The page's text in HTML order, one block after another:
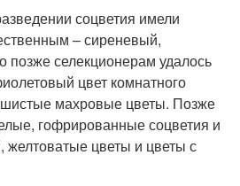
соцветия имели
– сиреневый,
селекционерам удалось
цвет комнатного
махровые цветы. Позже
гофрированные соцветия и
желтоватые цветы и цветы с